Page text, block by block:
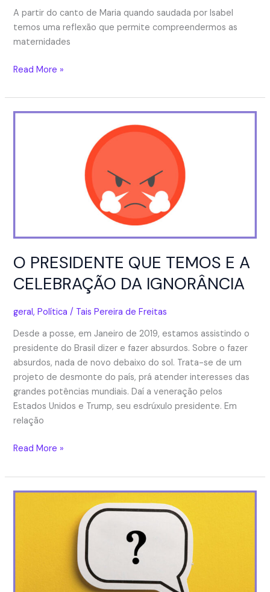
A partir do canto de Maria quando saudada por Isabel
temos uma reflexão que permite compreendermos as
maternidades
EPIFANIAS
ou
sobre
Read More »
O PRESIDENTE QUE TEMOS E A
CELEBRAÇÃO DA IGNORÂNCIA
geral,Política / Tais Pereira de Freitas
Desde a posse, em Janeiro de 2019, estamos assistindo o
presidente do Brasil dizer e fazer absurdos. Sobre o fazer
absurdos, nada de novo debaixo do sol. Trata-se de um
projeto de desmonte do país, prá atender interesses das
grandes potências mundiais. Daí a veneração pelos
Estados Unidos e Trump, seu esdrúxulo presidente. Em
relação
O
QUE
TEMOS
Read More »